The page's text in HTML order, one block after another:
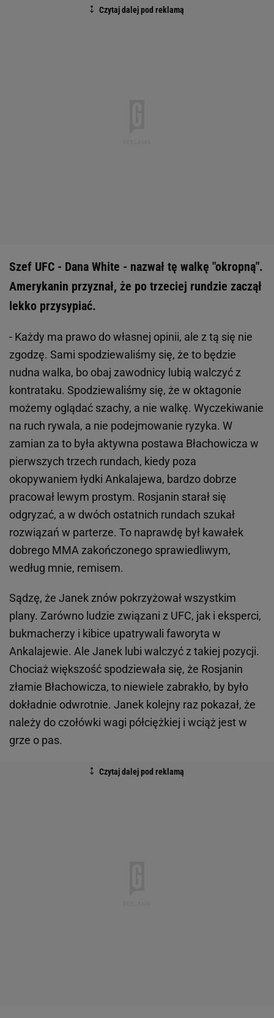
Szef UFC - Dana White - nazwał tę walkę "okropną".
Amerykanin przyznał, że po trzeciej rundzie zaczął
lekko przysypiać.
- Każdy ma prawo do własnej opinii, ale z tą się nie
zgodzę. Sami spodziewaliśmy się, że to będzie
nudna walka, bo obaj zawodnicy lubią walczyć z
kontrataku. Spodziewaliśmy się, że w oktagonie
możemy oglądać szachy, a nie walkę. Wyczekiwanie
na ruch rywala, a nie podejmowanie ryzyka. W
zamian za to była aktywna postawa Błachowicza w
pierwszych trzech rundach, kiedy poza
okopywaniem łydki Ankalajewa, bardzo dobrze
pracował lewym prostym. Rosjanin starał się
odgryzać, a w dwóch ostatnich rundach szukał
rozwiązań w parterze. To naprawdę był kawałek
dobrego MMA zakończonego sprawiedliwym,
według mnie, remisem.
Sądzę, że Janek znów pokrzyżował wszystkim
plany. Zarówno ludzie związani z UFC, jak i eksperci,
bukmacherzy i kibice upatrywali faworyta w
Ankalajewie. Ale Janek lubi walczyć z takiej pozycji.
Chociaż większość spodziewała się, że Rosjanin
złamie Błachowicza, to niewiele zabrakło, by było
dokładnie odwrotnie. Janek kolejny raz pokazał, że
należy do czołówki wagi półciężkiej i wciąż jest w
grze o pas.